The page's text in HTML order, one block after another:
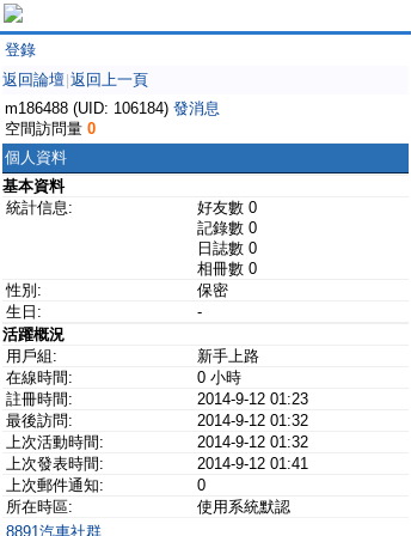
登錄
返回論壇 返回上一頁
m186488 (UID: 106184) 發消息
空間訪問量 0
個人資料
基本資料
統計信息:
好友數 0
記錄數 0
日誌數 0
相冊數 0
性別:
保密
生日:
-
活躍概況
用戶組:
新手上路
在線時間:
0 小時
註冊時間:
2014-9-12 01:23
最後訪問:
2014-9-12 01:32
上次活動時間:
2014-9-12 01:32
上次發表時間:
2014-9-12 01:41
上次郵件通知:
0
所在時區:
使用系統默認
8891汽車社群